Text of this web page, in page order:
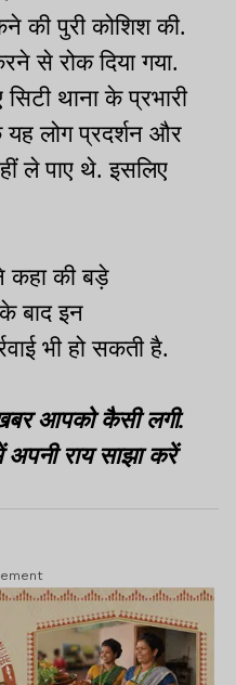
की पुरी कोशिश की.
से रोक दिया गया.
थाना के प्रभारी
यह लोग प्रदर्शन और
ले पाए थे. इसलिए
कहा की बड़े
बाद इन
भी हो सकती है.
आपको कैसी लगी.
राय साझा करें